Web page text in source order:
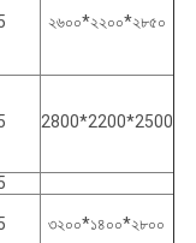
২৬০০*২২০০*২৮৫০
2800*2200*2500
৩২০০*১৪০০*২৮০০